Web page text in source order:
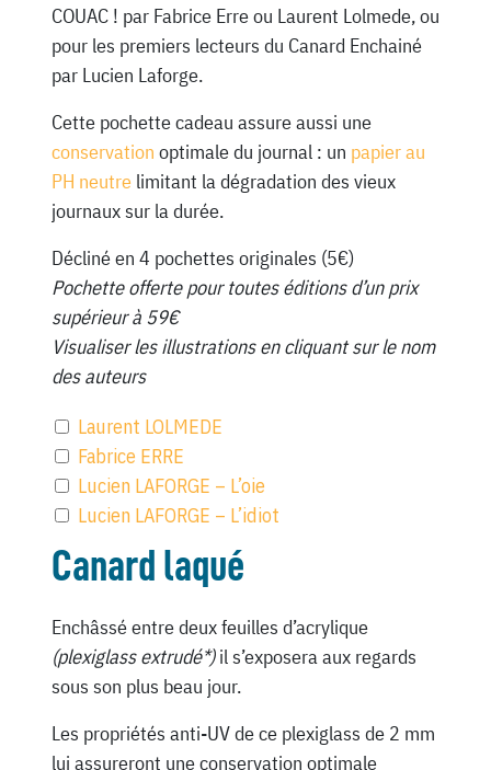
COUAC ! par Fabrice Erre ou Laurent Lolmede, ou
pour les premiers lecteurs du Canard Enchainé
par Lucien Laforge.
Cette pochette cadeau assure aussi une
conservation optimale du journal : un papier au
PH neutrelimitant la dégradation des vieux
journaux sur la durée.
Décliné en 4 pochettes originales (5€)
Pochette offerte pour toutes éditions d’un prix
supérieur à 59€
Visualiser les illustrations en cliquant sur le nom
des auteurs
Laurent LOLMEDE
Fabrice ERRE
Lucien LAFORGE – L’oie
Lucien LAFORGE – L’idiot
Canard laqué
Enchâssé entre deux feuilles d’acrylique
(plexiglass extrudé*)il s’exposera aux regards
sous son plus beau jour.
Les propriétés anti-UV de ce plexiglass de 2 mm
lui assureront une conservation optimale